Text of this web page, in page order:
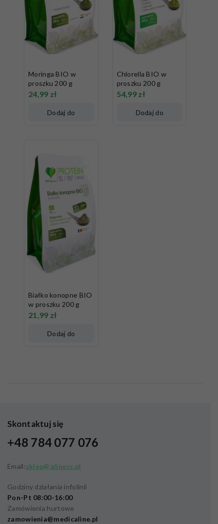
Moringa BIO w
proszku 200 g
24,99 zł
Dodaj do
Chlorella BIO w
proszku 200 g
54,99 zł
Dodaj do
Białko konopne BIO
w proszku 200 g
21,99 zł
Dodaj do
Skontaktuj się
+48 784 077 076
Email:sklep@aliness.pl
Godziny działania infolinii
Pon-Pt 08:00-16:00
Zamówienia hurtowe
zamowienia@medicaline.pl